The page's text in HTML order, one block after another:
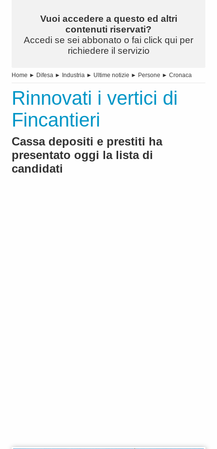
Vuoi accedere a questo ed altri
contenuti riservati?
Accedi se sei abbonato o fai click qui per
richiedere il servizio
Home ► Difesa ► Industria ► Ultime notizie ► Persone ► Cronaca
Rinnovati i vertici di
Fincantieri
Cassa depositi e prestiti ha
presentato oggi la lista di
candidati